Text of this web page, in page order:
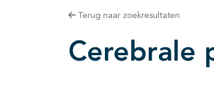
Terug naar zoekresultaten
Cerebrale